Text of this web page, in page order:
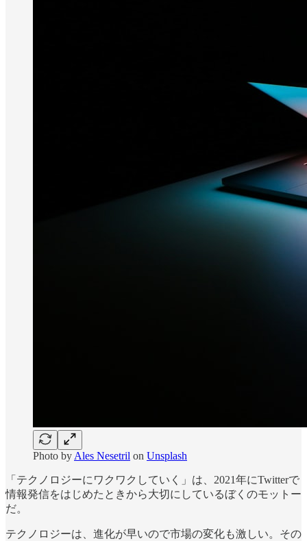
Photo by Ales Nesetril on Unsplash
「テクノロジーにワクワクしていく」は、2021年にTwitterで
情報発信をはじめたときから大切にしているぼくのモットー
だ。
テクノロジーは、進化が早いので市場の変化も激しい。その